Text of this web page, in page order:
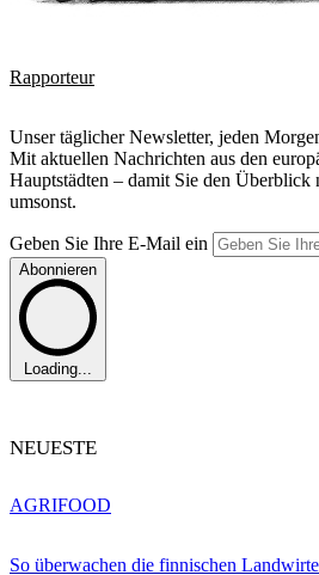
Rapporteur
Unser täglicher Newsletter, jeden
Mit aktuellen Nachrichten aus den
Hauptstädten – damit Sie den Überblick
umsonst.
Geben Sie Ihre E-Mail ein
Abonnieren
Loading...
NEUESTE
So überwachen die finnischen
AGRIFOOD